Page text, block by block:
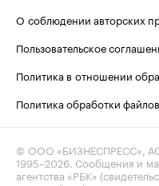
О соблюдении авторских
Пользовательское
Политика в отношении
Политика обработки
© ООО «БИЗНЕСПРЕСС»,
1995–2026. Сообщения и
агентства «РБК»